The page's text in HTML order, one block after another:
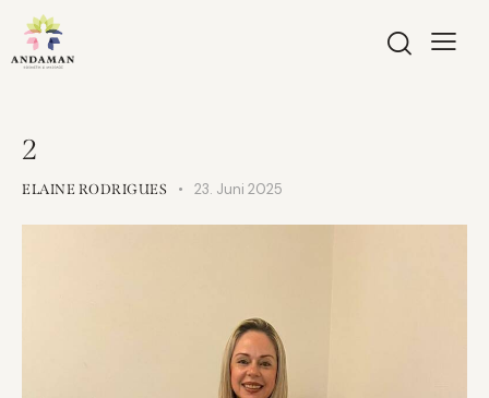
2
ELAINE RODRIGUES 23. Juni 2025